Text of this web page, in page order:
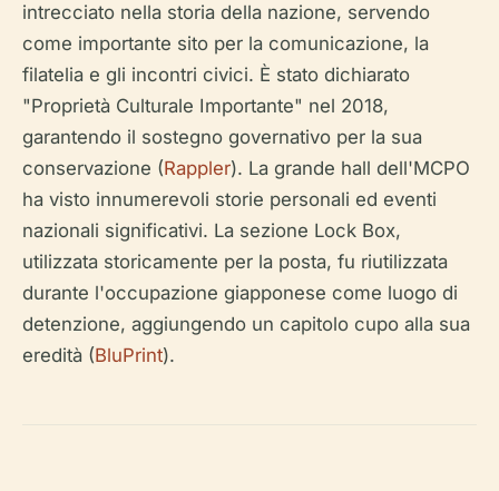
intrecciato nella storia della nazione, servendo
come importante sito per la comunicazione, la
filatelia e gli incontri civici. È stato dichiarato
"Proprietà Culturale Importante" nel 2018,
garantendo il sostegno governativo per la sua
conservazione (Rappler). La grande hall dell'MCPO
ha visto innumerevoli storie personali ed eventi
nazionali significativi. La sezione Lock Box,
utilizzata storicamente per la posta, fu riutilizzata
durante l'occupazione giapponese come luogo di
detenzione, aggiungendo un capitolo cupo alla sua
eredità (BluPrint).